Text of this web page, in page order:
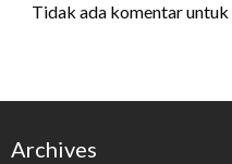
Tidak ada komentar
Archives